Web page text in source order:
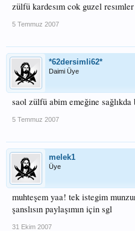
zülfü kardesım cok guzel resımler
5 Temmuz 2007
*62dersimli62*
Daimi Üye
saol zülfü abim emeğine sağlıkda
5 Temmuz 2007
melek1
Üye
muhteşem yaa! tek istegim
şanslısın paylaşımın için sgl
31 Ekim 2007